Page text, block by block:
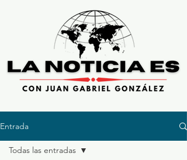
Entrada
Todas las entradas